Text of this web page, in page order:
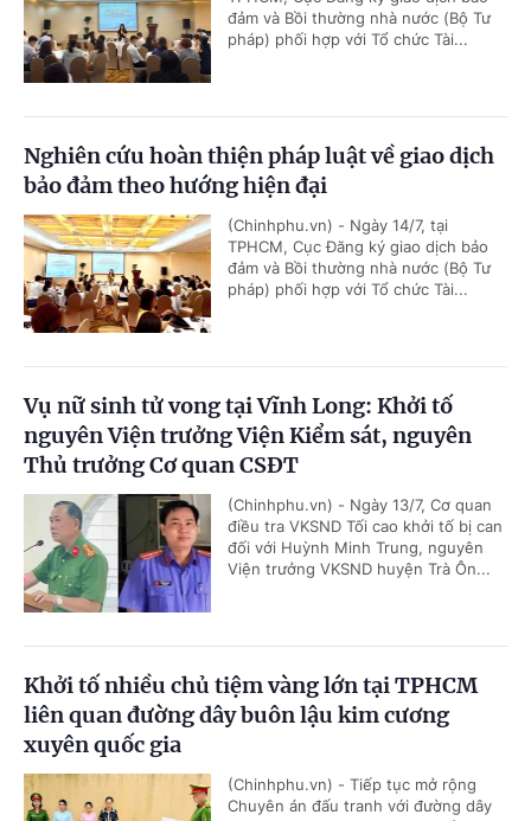
đảm và Bồi thường nhà nước (Bộ Tư
pháp) phối hợp với Tổ chức Tài...
Nghiên cứu hoàn thiện pháp luật về giao dịch
bảo đảm theo hướng hiện đại
(Chinhphu.vn) - Ngày 14/7, tại
TPHCM, Cục Đăng ký giao dịch bảo
đảm và Bồi thường nhà nước (Bộ Tư
pháp) phối hợp với Tổ chức Tài...
Vụ nữ sinh tử vong tại Vĩnh Long: Khởi tố
nguyên Viện trưởng Viện Kiểm sát, nguyên
Thủ trưởng Cơ quan CSĐT
(Chinhphu.vn) - Ngày 13/7, Cơ quan
điều tra VKSND Tối cao khởi tố bị can
đối với Huỳnh Minh Trung, nguyên
Viện trưởng VKSND huyện Trà Ôn...
Khởi tố nhiều chủ tiệm vàng lớn tại TPHCM
liên quan đường dây buôn lậu kim cương
xuyên quốc gia
(Chinhphu.vn) - Tiếp tục mở rộng
Chuyên án đấu tranh với đường dây